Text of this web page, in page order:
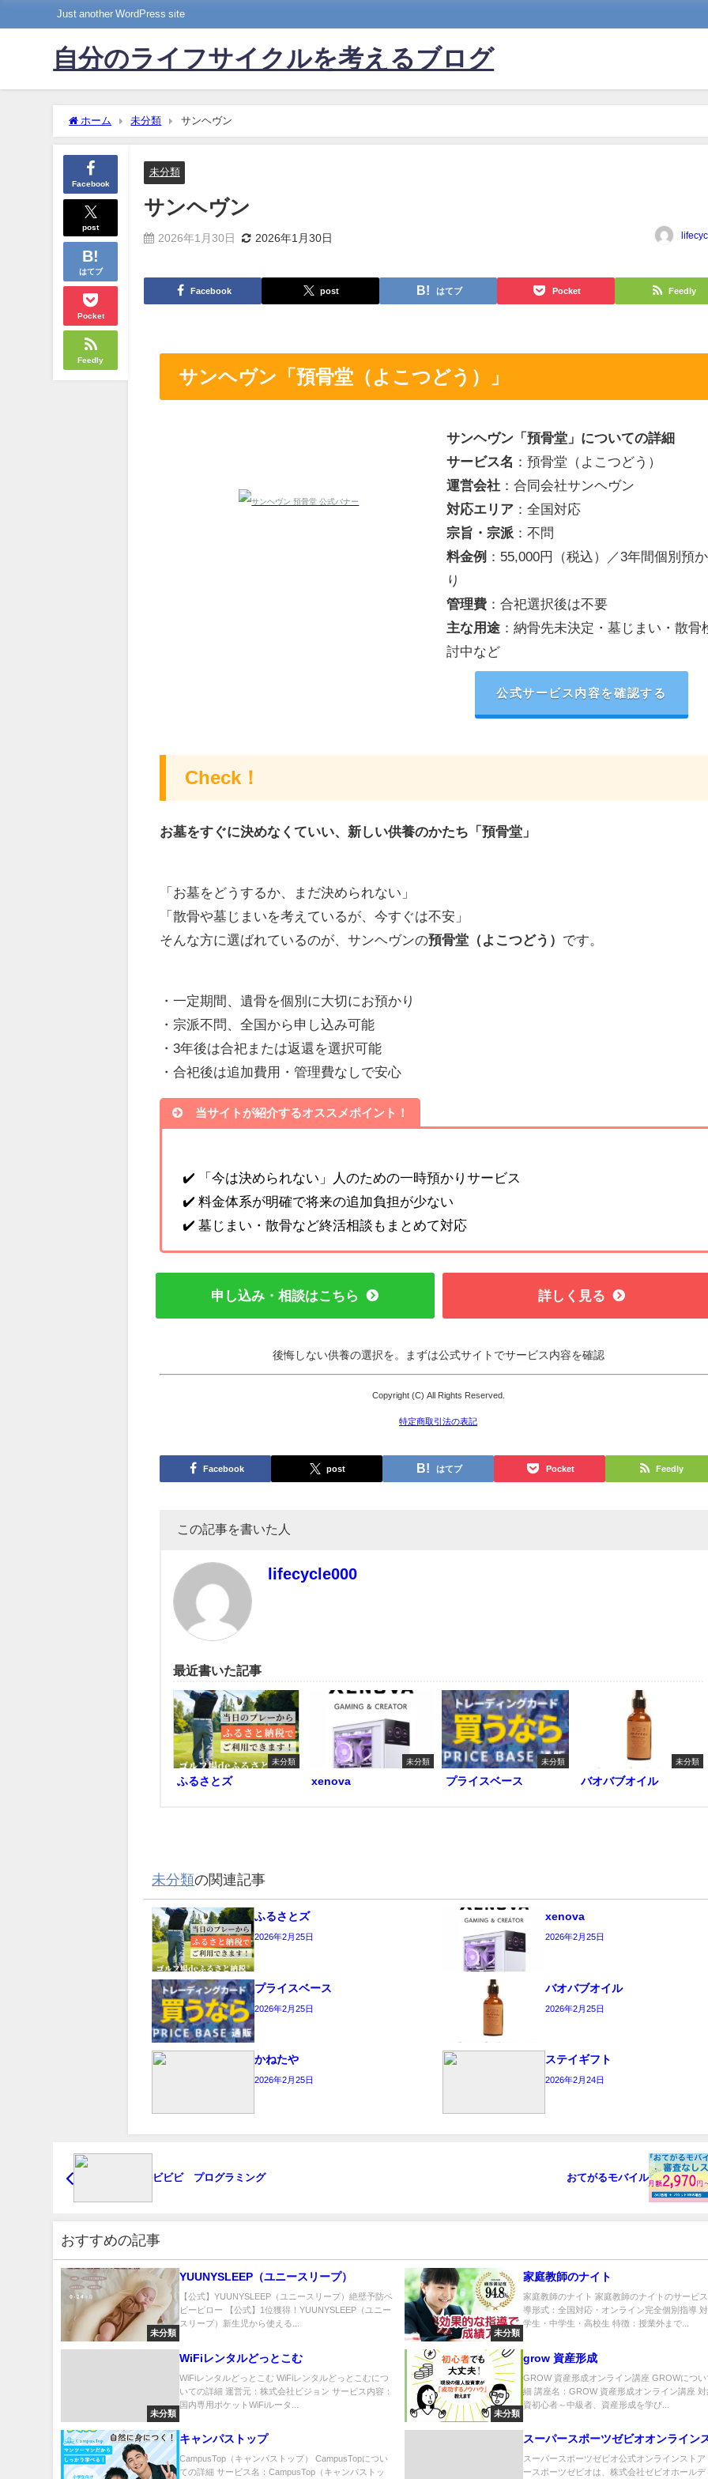
Just another WordPress site
自分のライフサイクルを考えるブログ
ホーム 未分類 サンヘヴン
Facebook
post
はてブ
Pocket
Feedly
未分類
サンヘヴン
2026年1月30日 2026年1月30日
Facebook post はてブ Pocket Feedly
サンヘヴン「預骨堂（よこつどう）」
サンヘヴン「預骨堂」についての詳細
サービス名 ：預骨堂（よこつどう）
運営会社：合同会社サンヘヴン
対応エリア：全国対応
宗旨・宗派：不問
料金例 ：55,000円（税込）／3年間個別預か
り
管理費：合祀選択後は不要
主な用途：納骨先未決定・墓じまい・散骨
討中など
公式サービス内容を確認する
Check！
お墓をすぐに決めなくていい、新しい供養のかたち「預骨堂」
「お墓をどうするか、まだ決められない」
「散骨や墓じまいを考えているが、今すぐは不安」
そんな方に選ばれているのが、サンヘヴンの預骨堂（よこつどう） です。
・一定期間、遺骨を個別に大切にお預かり
・宗派不問、全国から申し込み可能
・3年後は合祀または返還を選択可能
・合祀後は追加費用・管理費なしで安心
当サイトが紹介するオススメポイント！
✔️ 「今は決められない」人のための一時預かりサービス
✔️ 料金体系が明確で将来の追加負担が少ない
✔️ 墓じまい・散骨など終活相談もまとめて対応
申し込み・相談はこちら 詳しく見る
後悔しない供養の選択を。まずは公式サイトでサービス内容を確認
Copyright (C) All Rights Reserved.
特定商取引法の表記
Facebook post はてブ Pocket Feedly
この記事を書いた人
lifecycle000
最近書いた記事
未分類
ふるさとズ
未分類
xenova
未分類
プライスベース
未分類
バオバブオイル
未分類の関連記事
ふるさとズ
2026年2月25日
xenova
2026年2月25日
プライスベース
2026年2月25日
バオバブオイル
2026年2月25日
かねたや
2026年2月25日
ステイギフト
2026年2月24日
ビビビ プログラミング おてがるモバイル
おすすめの記事
未分類
YUUNYSLEEP（ユニースリープ）
【公式】YUUNYSLEEP（ユニースリープ）絶壁予防ベ
ビーピロー 【公式】1位獲得！YUUNYSLEEP（ユニー
スリープ）新生児から使える...
未分類
家庭教師のナイト
家庭教師のナイト 家庭教師のナイトのサービ
導形式：全国対応・オンライン完全個別指導
学生・中学生・高校生 特徴：授業外まで...
未分類
WiFiレンタルどっとこむ
WiFiレンタルどっとこむ WiFiレンタルどっとこむにつ
いての詳細 運営元：株式会社ビジョン サービス内容：
国内専用ポケットWiFiルータ...
未分類
grow 資産形成
GROW 資産形成オンライン講座 GROWにつ
細 講座名：GROW 資産形成オンライン講座
資初心者～中級者、資産形成を学び...
キャンパストップ
CampusTop（キャンパストップ） CampusTopについ
ての詳細 サービス名：CampusTop（キャンパストッ
スーパースポーツゼビオオンライン
スーパースポーツゼビオ公式オンラインストア
ースポーツゼビオは、株式会社ゼビオホールデ